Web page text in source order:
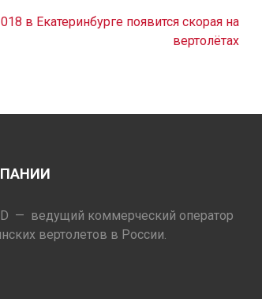
в Екатеринбурге появится скорая на
вертолётах
— ведущий коммерческий оператор
вертолетов в России.